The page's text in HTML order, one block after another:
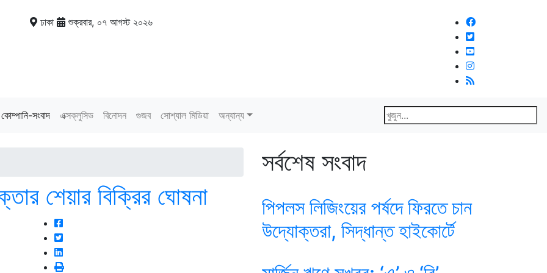
ঢাকা শুক্রবার, ০৭ আগস্ট ২০২৬
কোম্পানি-সংবাদ এক্সক্লুসিভ বিনোদন গুজব সোশ্যাল মিডিয়া অন্যান্য
শেয়ার বিক্রির ঘোষনা
সর্বশেষ সংবাদ
পিপলস লিজিংয়ের পর্ষদে ফিরতে চান
উদ্যোক্তরা, সিদ্ধান্ত হাইকোর্টে